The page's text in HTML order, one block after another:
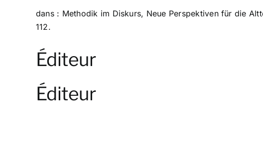
dans : Methodik im Diskurs, Neue Perspektiven für die
112.
Éditeur
Éditeur